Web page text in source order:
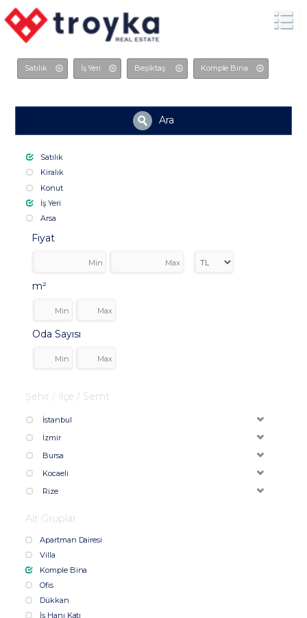
Satılık İş Yeri Beşiktaş Komple Bina
Ara
Satılık
Kiralık
Konut
İş Yeri
Arsa
Fiyat
m²
Oda Sayısı
Şehir / İlçe / Semt
İstanbul
İzmir
Bursa
Kocaeli
Rize
Alt Gruplar
Apartman Dairesi
Villa
Komple Bina
Ofis
Dükkan
İş Hanı Katı